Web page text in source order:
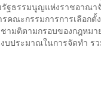
ฐธรรมนูญแห่งราชอาณา
คณะกรรมการการเลือกตั้
มติตามกรอบของกฎหมา
บประมาณในการจัดทำ ร